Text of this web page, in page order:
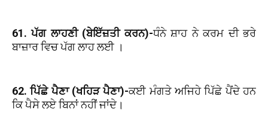
61. ਪੱਗ ਲਾਹਣੀ (ਬੇਇੱਜ਼ਤੀ ਕਰਨ)-ਧੰਨੇ ਸ਼ਾਹ ਨੇ ਕਰਮ ਦੀ ਭਰੇ
ਬਾਜ਼ਾਰ ਵਿਚ ਪੱਗ ਲਾਹ ਲਈ ।
62. ਪਿੱਛੇ ਪੈਣਾ (ਖਹਿੜ ਪੈਣਾ)-ਕਈ ਮੰਗਤੇ ਅਜਿਹੇ ਪਿੱਛੇ ਪੈਂਦੇ ਹਨ
ਕਿ ਪੈਸੇ ਲਏ ਬਿਨਾਂ ਨਹੀਂ ਜਾਂਦੇ।